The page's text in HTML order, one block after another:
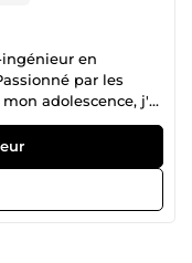
par les
adolescence, j'ai
pratique,
ou en
objectif est
efficace et de
pour plus